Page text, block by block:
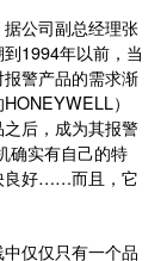
公司副总经理张
1994年以前，当
警产品的需求渐
）
后，成为其报警
确实有自己的特
良好……而且，它
仅仅只有一个品